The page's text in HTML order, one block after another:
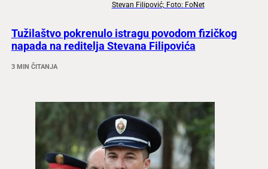
Stevan Filipović; Foto: FoNet
Tužilaštvo pokrenulo istragu povodom fizičkog
napada na reditelja Stevana Filipovića
3 MIN ČITANJA